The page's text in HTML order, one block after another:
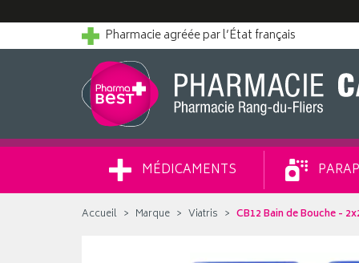
Pharmacie agréée par l’État français
MÉDICAMENTS
Accueil Marque Viatris CB12 Bain de Bouche -